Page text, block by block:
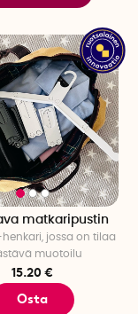
matkaripustin
jossa on tilaa
muotoilu
15.20 €
Osta